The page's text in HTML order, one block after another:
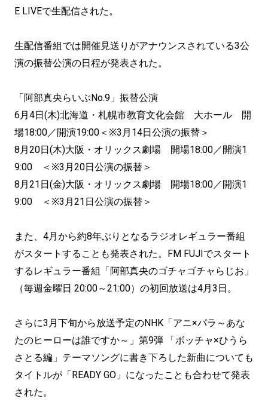
E LIVEで生配信された。
生配信番組では開催見送りがアナウンスされている3公
演の振替公演の日程が発表された。
「阿部真央らいぶNo.9」振替公演
6月4日(木)北海道・札幌市教育文化会館 大ホール 開
場18:00／開演19:00＜※3月14日公演の振替＞
8月20日(木)大阪・オリックス劇場 開場18:00／開演1
9:00 ＜※3月20日公演の振替＞
8月21日(金)大阪・オリックス劇場 開場18:00／開演1
9:00 ＜※3月21日公演の振替＞
また、4月から約8年ぶりとなるラジオレギュラー番組
がスタートすることも発表された。FM FUJIでスタート
するレギュラー番組「阿部真央のゴチャゴチャらじお」
（毎週金曜日 20:00～21:00）の初回放送は4月3日。
さらに3月下旬から放送予定のNHK「アニ×パラ～あな
たのヒーローは誰ですか～」第9弾 「ボッチャ×ひうら
さとる編」テーマソングに書き下ろした新曲についても
タイトルが「READY GO」になったことも合わせて発表
された。